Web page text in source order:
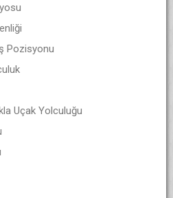
Pozisyonu
Uçak Yolculuğu